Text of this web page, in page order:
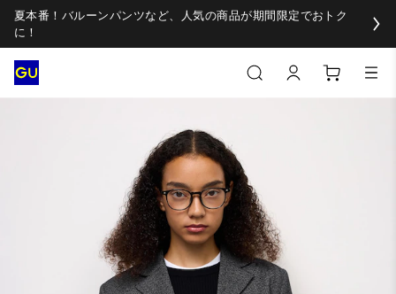
夏本番！バルーンパンツなど、人気の商品が期間限定でおトク
に！